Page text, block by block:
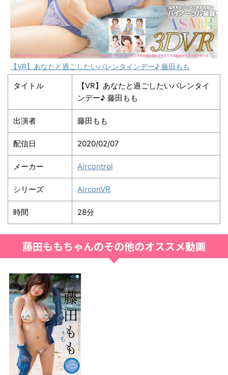
【VR】あなたと過ごしたいバレンタインデー♪ 藤田もも
タイトル
【VR】あなたと過ごしたいバレンタイ
ンデー♪ 藤田もも
出演者 藤田もも
配信日 2020/02/07
メーカー Aircontrol
シリーズ AirconVR
時間 28分
藤田ももちゃんのその他のオススメ動画